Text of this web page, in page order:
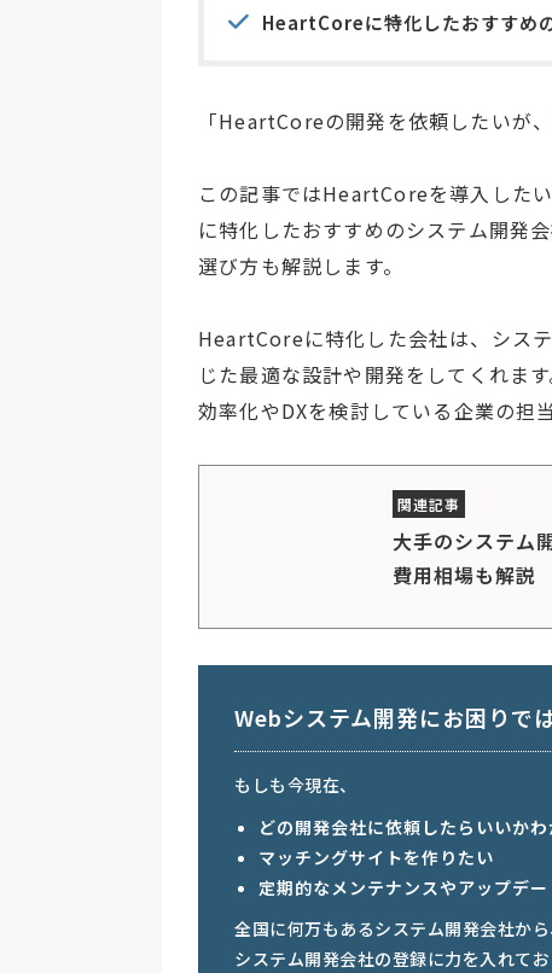
HeartCoreに特化したおすすめ
「HeartCoreの開発を依頼したいが
この記事ではHeartCoreを導入した
に特化したおすすめのシステム開発
選び方も解説します。
HeartCoreに特化した会社は、シス
じた最適な設計や開発をしてくれま
効率化やDXを検討している企業の担
大手のシステム
費用相場も解説
Webシステム開発にお困りで
もしも今現在、
どの開発会社に依頼したらいいか
マッチングサイトを作りたい
定期的なメンテナンスやアップデ
全国に何万もあるシステム開発会社か
システム開発会社の登録に力を入れて